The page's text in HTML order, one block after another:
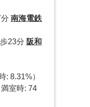
分南海電鉄
23分 阪和
: 8.31%）
室時: 74